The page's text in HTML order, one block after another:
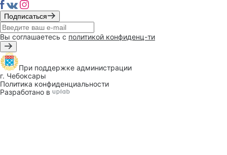
Подписаться
Вы соглашаетесь с политикой конфиденц-ти
При поддержке администрации
г. Чебоксары
Политика конфиденциальности
Разработано в